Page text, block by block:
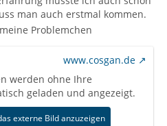
man auch erstmal kommen.
Problemchen
www.cosgan.de
werden ohne Ihre
geladen und angezeigt.
externe Bild anzuzeigen